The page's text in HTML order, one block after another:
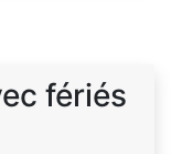
fériés